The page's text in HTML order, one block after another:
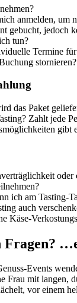
anmelden, um
gebucht, jedoch
tun?
Termine
stornieren?
das Paket
Zahlt jede
gibt
oder
ich am Tasting-
auch
Käse-
Fragen?
Events